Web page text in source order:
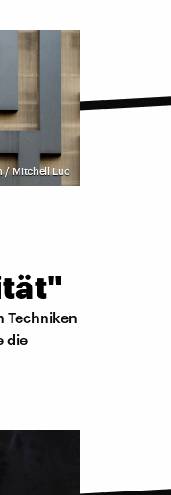
/ Mitchell Luo
Techniken
die